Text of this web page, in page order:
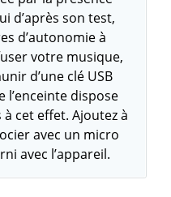
d’après son test,
d’autonomie à
votre musique,
d’une clé USB
l’enceinte dispose
cet effet. Ajoutez à
avec un micro
avec l’appareil.